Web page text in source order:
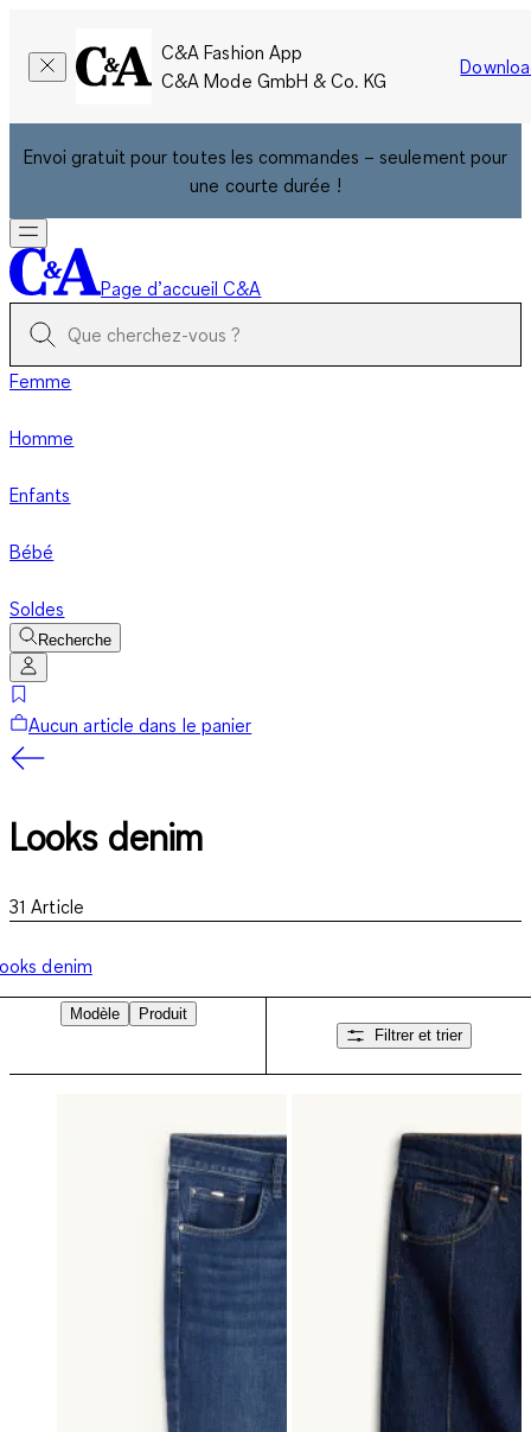
C&A Fashion App
C&A Mode GmbH & Co. KG
Envoi gratuit pour toutes les commandes – seulement pour
une courte durée !
Page d’accueil C&A
Femme
Homme
Enfants
Bébé
Soldes
Recherche
Aucun article dans le panier
Looks denim
31 Article
denim
Modèle
Produit
Filtrer et trier